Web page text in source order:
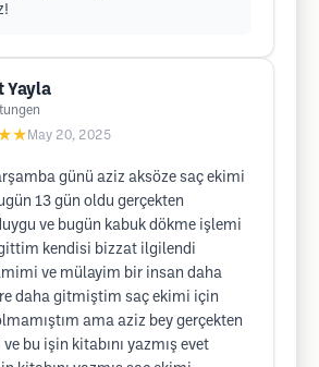
Yayla
May 20, 2025
günü aziz aksöze saç ekimi
13 gün oldu gerçekten
ve bugün kabuk dökme işlemi
kendisi bizzat ilgilendi
ve mülayim bir insan daha
daha gitmiştim saç ekimi için
ama aziz bey gerçekten
bu işin kitabını yazmış evet